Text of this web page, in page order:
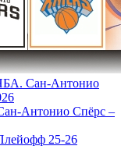
Сан-Антонио
Антонио Спёрс –
25-26